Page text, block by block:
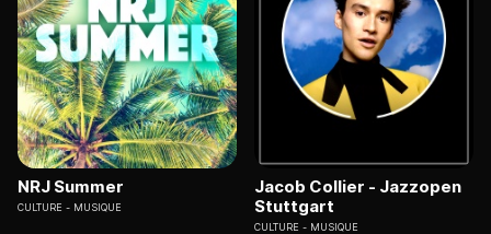
NRJ Summer
CULTURE MUSIQUE
Jacob Collier - Jazzopen
Stuttgart
CULTURE MUSIQUE